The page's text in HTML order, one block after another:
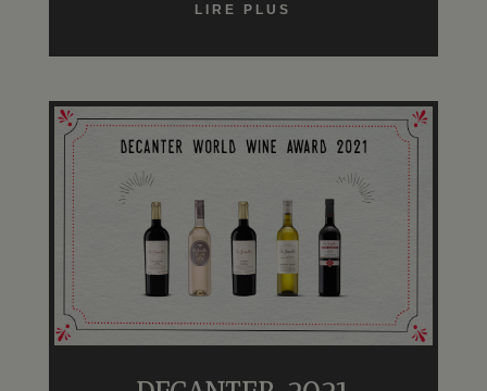
LIRE PLUS